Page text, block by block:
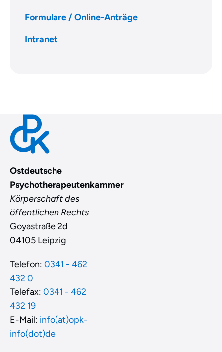
Formulare / Online-Anträge
Intranet
Ostdeutsche
Psychotherapeutenkammer
Körperschaft des
öffentlichen Rechts
Goyastraße 2d
04105 Leipzig
Telefon: 0341 - 462
432 0
Telefax: 0341 - 462
432 19
E-Mail: info(at)opk-
info(dot)de